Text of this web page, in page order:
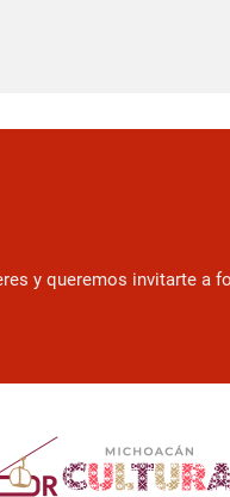
y queremos invitarte a